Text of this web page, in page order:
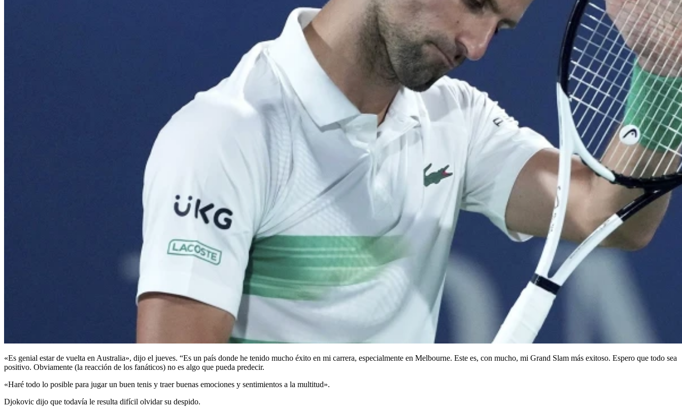
«Es genial estar de vuelta en Australia», dijo el jueves. “Es un país donde he tenido mucho éxito en mi carrera, especialmente en Melbourne. Este es, con mucho, mi Grand Slam más exitoso. Espero que todo sea
positivo. Obviamente (la reacción de los fanáticos) no es algo que pueda predecir.
«Haré todo lo posible para jugar un buen tenis y traer buenas emociones y sentimientos a la multitud».
Djokovic dijo que todavía le resulta difícil olvidar su despido.